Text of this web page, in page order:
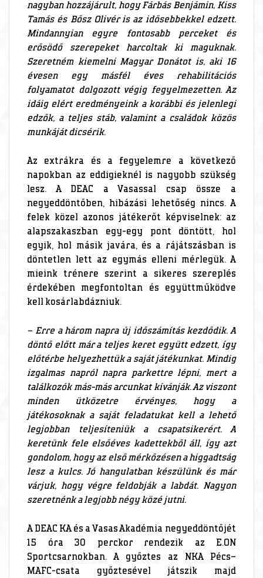
nagyban hozzájárult, hogy Fárbás Benjámin, Kiss
Tamás és Bősz Olivér is az idősebbekkel edzett.
Mindannyian egyre fontosabb perceket és
erősödő szerepeket harcoltak ki maguknak.
Szeretném kiemelni Magyar Donátot is, aki 16
évesen egy másfél éves rehabilitációs
folyamatot dolgozott végig fegyelmezetten. Az
idáig elért eredményeink a korábbi és jelenlegi
edzők, a teljes stáb, valamint a családok közös
munkáját dicsérik.
Az extrákra és a fegyelemre a következő
napokban az eddigieknél is nagyobb szükség
lesz. A DEAC a Vasassal csap össze a
negyeddöntőben, hibázási lehetőség nincs. A
felek közel azonos játékerőt képviselnek: az
alapszakaszban egy-egy pont döntött, hol
egyik, hol másik javára, és a rájátszásban is
döntetlen lett az egymás elleni mérlegük. A
mieink trénere szerint a sikeres szereplés
érdekében megfontoltan és együttműködve
kell kosárlabdázniuk.
– Erre a három napra új időszámítás kezdődik. A
döntő előtt már a teljes keret együtt edzett, így
előtérbe helyezhettük a saját játékunkat. Mindig
izgalmas napról napra parkettre lépni, mert a
találkozók más-más arcunkat kívánják. Az viszont
minden ütközetre érvényes, hogy a
játékosoknak a saját feladatukat kell a lehető
legjobban teljesíteniük a csapatsikerért. A
keretünk fele elsőéves kadettekből áll, így azt
gondolom, hogy az első mérkőzésen a higgadtság
lesz a kulcs. Jó hangulatban készülünk és már
várjuk, hogy végre feldobják a labdát. Nagyon
szeretnénk a legjobb négy közé jutni.
A DEAC KA és a Vasas Akadémia negyeddöntőjét
15 óra 30 perckor rendezik az E.ON
Sportcsarnokban. A győztes az NKA Pécs–
MAFC-csata győztesével játszik majd